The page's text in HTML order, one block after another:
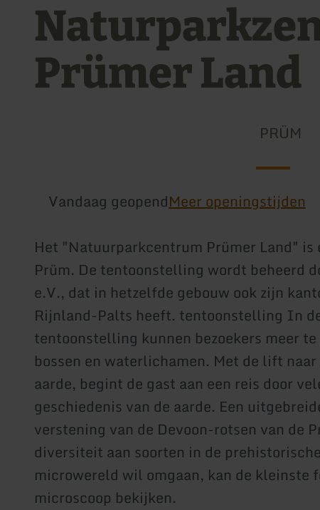
Prümer Land
PRÜM
Vandaag geopendMeer openingstijden
Het "Natuurparkcentrum Prümer Land"
Prüm. De tentoonstelling wordt beheerd
e.V., dat in hetzelfde gebouw ook zijn
Rijnland-Palts heeft. tentoonstelling In
tentoonstelling kunnen bezoekers meer
bossen en waterlichamen. Met de lift
aarde, begint de gast aan een reis door
geschiedenis van de aarde. Een
verstening van de Devoon-rotsen van de
diversiteit aan soorten in de
microwereld wil omgaan, kan de kleinste
microscoop bekijken.